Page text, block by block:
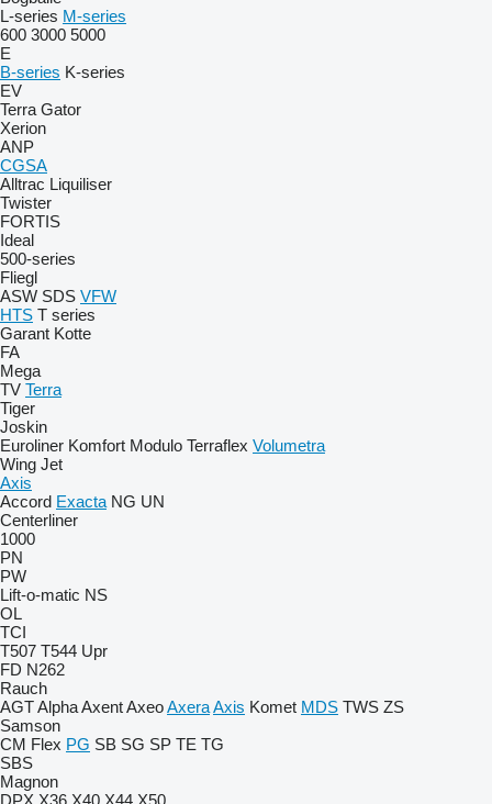
L-series M-series
600 3000 5000
E
B-series K-series
EV
Terra Gator
Xerion
ANP
CGSA
Alltrac Liquiliser
Twister
FORTIS
Ideal
500-series
Fliegl
ASW SDS VFW
HTS T series
Garant Kotte
FA
Mega
TV Terra
Tiger
Joskin
Euroliner Komfort Modulo Terraflex Volumetra
Wing Jet
Axis
Accord Exacta NG UN
Centerliner
1000
PN
PW
Lift-o-matic NS
OL
TCI
T507 T544 Upr
FD N262
Rauch
AGTAlphaAxentAxeoAxeraAxis Komet MDS TWS ZS
Samson
CM Flex PG SB SG SP TE TG
SBS
Magnon
DPX X36 X40 X44 X50